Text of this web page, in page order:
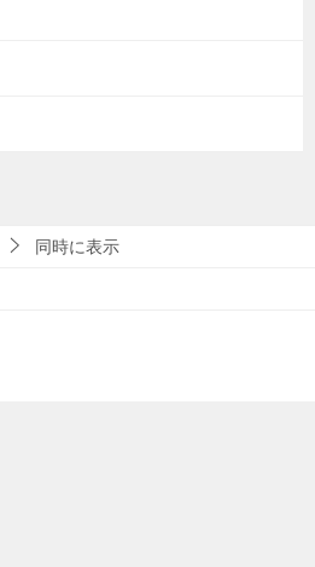
同時に表示